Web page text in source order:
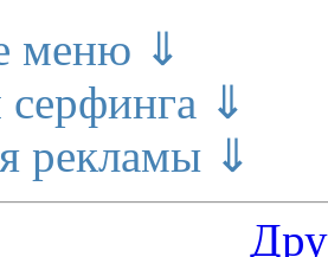
меню ⇓
⇓
рекламы ⇓